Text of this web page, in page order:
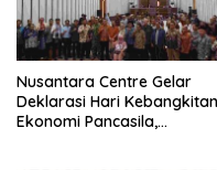
Nusantara Centre Gelar
Deklarasi Hari Kebangkitan
Ekonomi Pancasila,